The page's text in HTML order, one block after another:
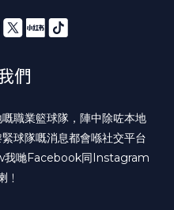
們
職業籃球隊，陣中除咗本地
球隊嘅消息都會喺社交平台
我哋Facebook同Instagram
﹗